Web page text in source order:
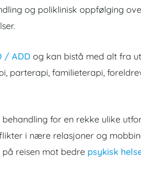
og poliklinisk oppfølging
/ ADD og kan bistå med alt fra
parterapi, familieterapi,
for en rekke ulike
i nære relasjoner og
reisen mot bedre psykisk